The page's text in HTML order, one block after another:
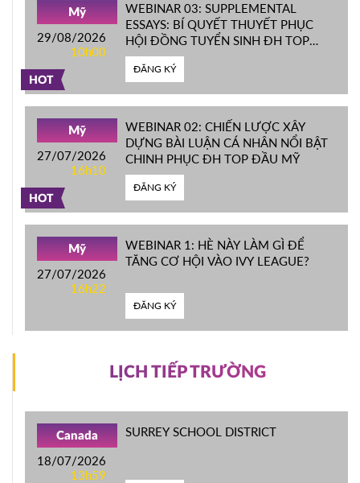
HOT
Mỹ
29/08/2026
10h00
WEBINAR 03: SUPPLEMENTAL
ESSAYS: BÍ QUYẾT THUYẾT PHỤC
HỘI ĐỒNG TUYỂN SINH ĐH TOP
ĐẦU MỸ
ĐĂNG KÝ
HOT
Mỹ
27/07/2026
16h10
WEBINAR 02: CHIẾN LƯỢC XÂY
DỰNG BÀI LUẬN CÁ NHÂN NỔI BẬT
CHINH PHỤC ĐH TOP ĐẦU MỸ
ĐĂNG KÝ
Mỹ
27/07/2026
16h22
WEBINAR 1: HÈ NÀY LÀM GÌ ĐỂ
TĂNG CƠ HỘI VÀO IVY LEAGUE?
ĐĂNG KÝ
LỊCH TIẾP TRƯỜNG
Canada
18/07/2026
13h59
SURREY SCHOOL DISTRICT